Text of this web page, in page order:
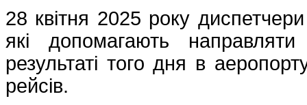
28 квітня 2025 року
які допомагають
результаті того дня в
рейсів.